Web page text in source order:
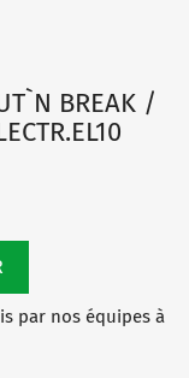
BREAK /
par nos équipes à